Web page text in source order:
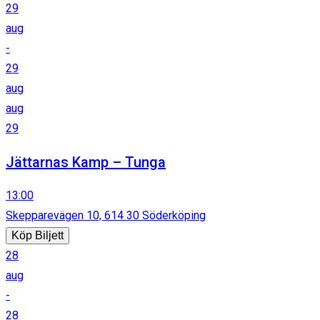
29
aug
-
29
aug
aug
29
Jättarnas Kamp – Tunga
13:00
Skepparevägen 10, 614 30 Söderköping
Köp Biljett
28
aug
-
28